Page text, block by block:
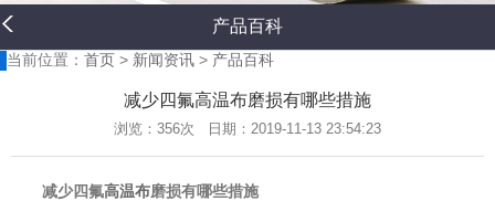
产品百科
当前位置： 首页 > 新闻资讯 > 产品百科
减少四氟高温布磨损有哪些措施
浏览： 356次 日期：2019-11-13 23:54:23
减少四氟高温布磨损有哪些措施